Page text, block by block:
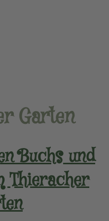
Garten
Buchs und
Thieracher